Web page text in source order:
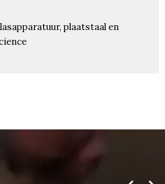
plaatstaal en